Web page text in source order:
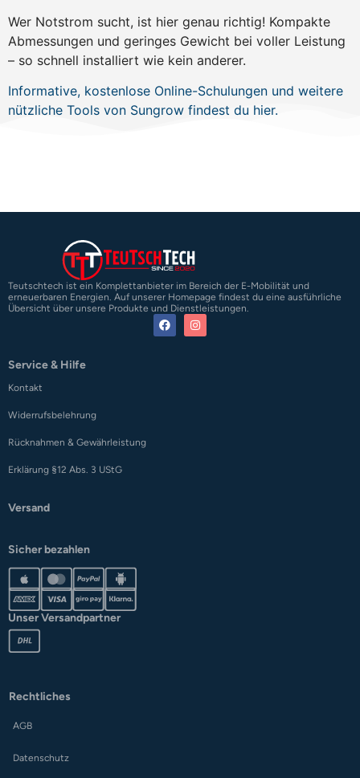
Wer Notstrom sucht, ist hier genau richtig! Kompakte
Abmessungen und geringes Gewicht bei voller Leistung
– so schnell installiert wie kein anderer.
Informative, kostenlose Online-Schulungen und weitere
nützliche Tools von Sungrow findest du hier.
Teutschtech ist ein Komplettanbieter im Bereich der E-Mobilität und
erneuerbaren Energien. Auf unserer Homepage findest du eine ausführliche
Übersicht über unsere Produkte und Dienstleistungen.
Service & Hilfe
Kontakt
Widerrufsbelehrung
Rücknahmen & Gewährleistung
Erklärung §12 Abs. 3 UStG
Versand
Sicher bezahlen
Unser Versandpartner
Rechtliches
AGB
Datenschutz